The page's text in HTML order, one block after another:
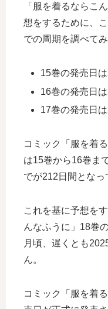
「服を着るならこ
想をするために、
での周期を調べてみ
15巻の発売日
16巻の発売日
17巻の発売日
コミック「服を着
は15巻から16巻ま
でが212日間となっ
これを基に予想を
んなふうに」18巻
月頃、遅くとも
ん。
コミック「服を着